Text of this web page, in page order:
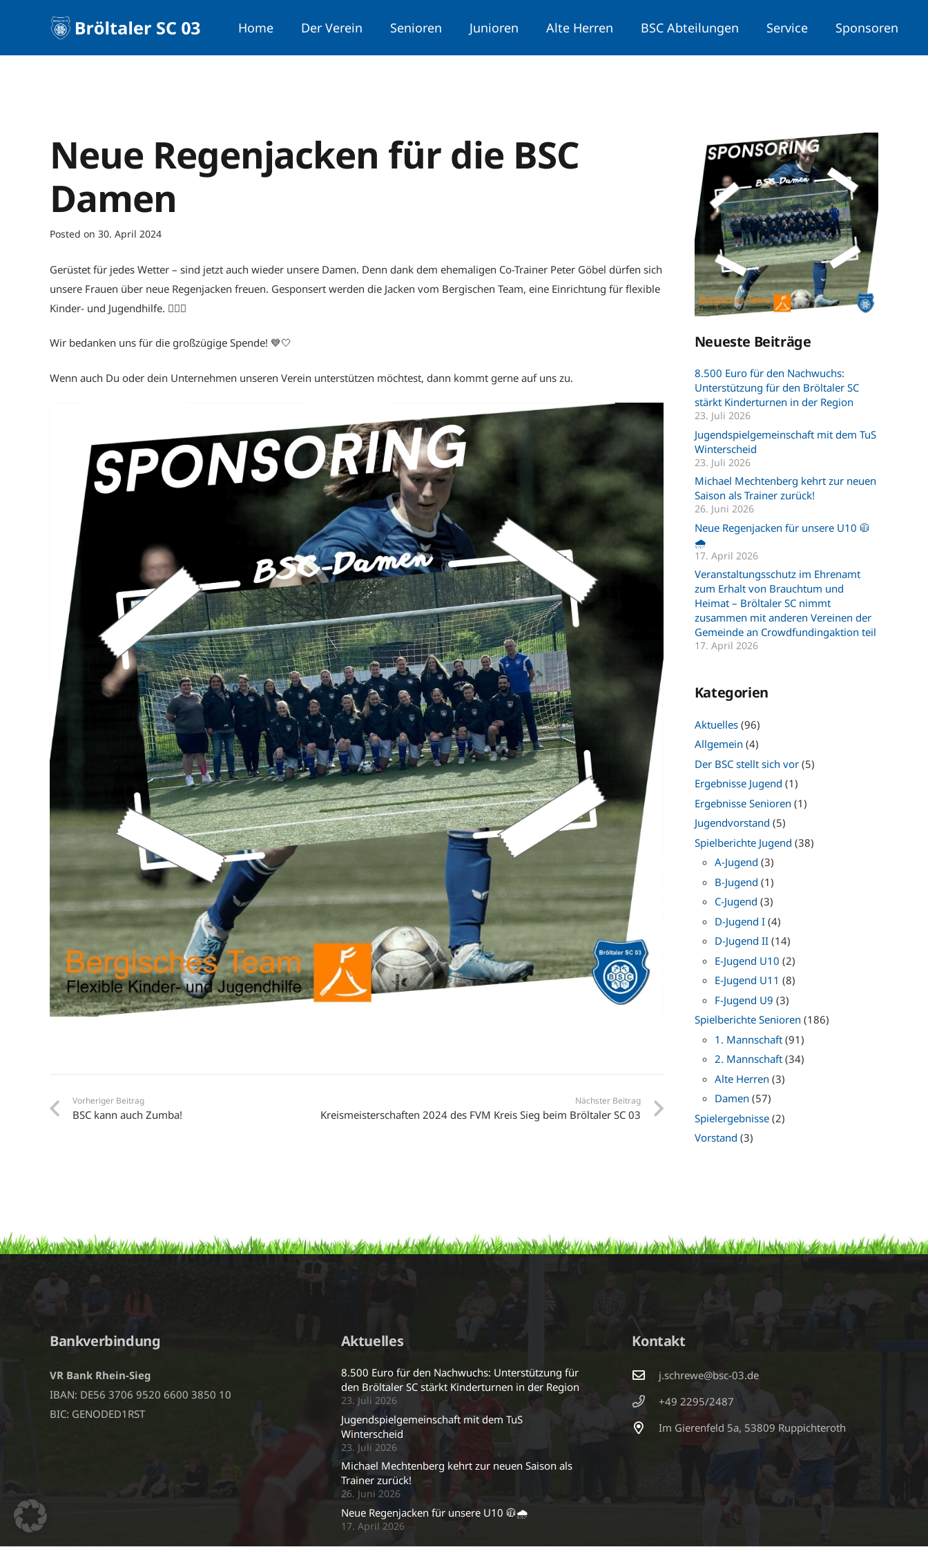
Home Der Verein Senioren Junioren Alte Herren BSC Abteilungen Service Sponsoren
Neue Regenjacken für die BSC
Damen
Posted on 30. April 2024
Gerüstet für jedes Wetter – sind jetzt auch wieder unsere Damen. Denn dank dem ehemaligen Co-Trainer Peter Göbel dürfen sich
unsere Frauen über neue Regenjacken freuen. Gesponsert werden die Jacken vom Bergischen Team, eine Einrichtung für flexible
Kinder- und Jugendhilfe. 🤸🏼‍♂️
Wir bedanken uns für die großzügige Spende! 💙🤍
Wenn auch Du oder dein Unternehmen unseren Verein unterstützen möchtest, dann kommt gerne auf uns zu.
Vorheriger Beitrag
BSC kann auch Zumba!
Nächster Beitrag
Kreismeisterschaften 2024 des FVM Kreis Sieg beim Bröltaler SC 03
Neueste Beiträge
8.500 Euro für den Nachwuchs:
Unterstützung für den Bröltaler SC
stärkt Kinderturnen in der Region
23. Juli 2026
Jugendspielgemeinschaft mit dem TuS
Winterscheid
23. Juli 2026
Michael Mechtenberg kehrt zur neuen
Saison als Trainer zurück!
26. Juni 2026
Neue Regenjacken für unsere U10 🧥
🌧️
17. April 2026
Veranstaltungsschutz im Ehrenamt
zum Erhalt von Brauchtum und
Heimat – Bröltaler SC nimmt
zusammen mit anderen Vereinen der
Gemeinde an Crowdfundingaktion teil
17. April 2026
Kategorien
Aktuelles(96)
Allgemein (4)
Der BSC stellt sich vor(5)
Ergebnisse Jugend (1)
Ergebnisse Senioren (1)
Jugendvorstand (5)
Spielberichte Jugend (38)
A-Jugend (3)
B-Jugend (1)
C-Jugend (3)
D-Jugend I(4)
D-Jugend II(14)
E-Jugend U10 (2)
E-Jugend U11 (8)
F-Jugend U9 (3)
Spielberichte Senioren (186)
1. Mannschaft(91)
2. Mannschaft(34)
Alte Herren (3)
Damen (57)
Spielergebnisse(2)
Vorstand (3)
Bankverbindung
VR Bank Rhein-Sieg
IBAN: DE56 3706 9520 6600 3850 10
BIC: GENODED1RST
Aktuelles
8.500 Euro für den Nachwuchs: Unterstützung für
den Bröltaler SC stärkt Kinderturnen in der Region
23. Juli 2026
Jugendspielgemeinschaft mit dem TuS
Winterscheid
23. Juli 2026
Michael Mechtenberg kehrt zur neuen Saison als
Trainer zurück!
26. Juni 2026
Neue Regenjacken für unsere U10 🧥🌧️
17. April 2026
Kontakt
j.schrewe@bsc-03.de
+49 2295/2487
Im Gierenfeld 5a, 53809 Ruppichteroth